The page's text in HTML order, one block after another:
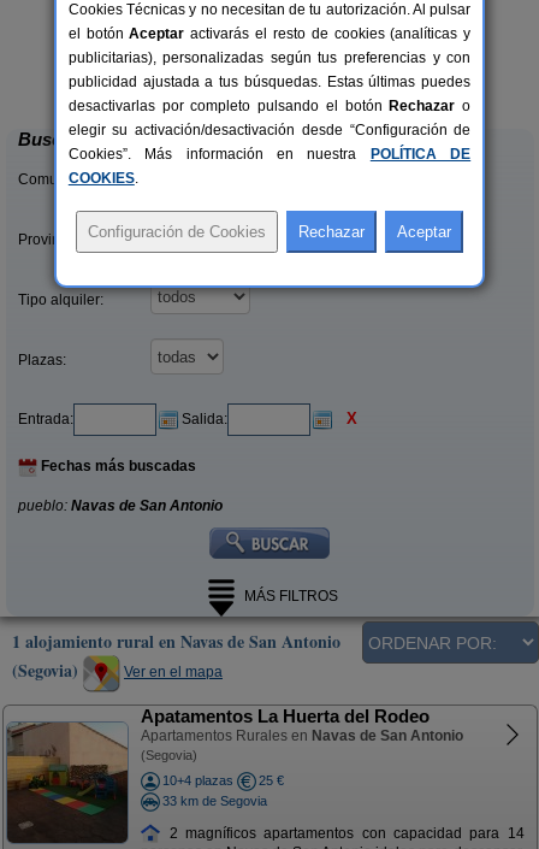
4-8+4 pers.
desde33 €
El Portal de Castroserna
Castroserna De Arriba (Segovia)
Buscar
Comunidades:
Provincias/Islas:
Tipo alquiler:
Plazas:
Entrada: Salida: X
Fechas más buscadas
pueblo: Navas de San Antonio
MÁS FILTROS
1 alojamiento rural en Navas de San Antonio
(Segovia)
Ver en el mapa
Apatamentos La Huerta del Rodeo
Apartamentos Rurales en Navas de San Antonio
(Segovia)
10+4 plazas
25 €
33 km de Segovia
2 magníficos apartamentos con capacidad para 14
Cookies Técnicas y no necesitan de tu autorización. Al pulsar
el botónAceptar activarás el resto de cookies (analíticas y
publicitarias), personalizadas según tus preferencias y con
publicidad ajustada a tus búsquedas. Estas últimas puedes
desactivarlas por completo pulsando el botón Rechazar o
elegir su activación/desactivación desde “Configuración de
Cookies”. Más información en nuestra
POLÍTICA DE
COOKIES.